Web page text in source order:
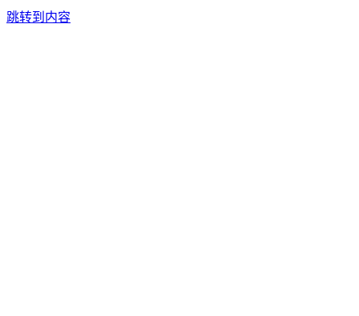
跳转到内容